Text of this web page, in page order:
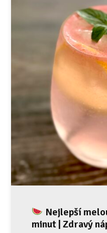
Nejlepší
minut | Zdravý